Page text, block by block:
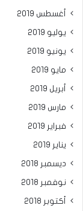
أغسطس 2019
يوليو 2019
يونيو 2019
مايو 2019
أبريل 2019
مارس 2019
فبراير 2019
يناير 2019
ديسمبر 2018
نوفمبر 2018
أكتوبر 2018